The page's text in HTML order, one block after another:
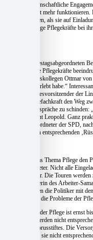
Ohne das leidenschaftliche
überhaupt nicht mehr
Kreis gewonnen, als sie auf
Wohlfahrtspflege Pflegekräfte bei
Für den Bundestagsabgeordneten
Patienten in die Pflegekräfte
den Bundestagskollegen Ottmar
‚Pflege light‘ erlebt habe.“
Leopold, Landesvorsitzender der
habe die Pflegefachkraft den Weg
Zeit für die Gespräche zu
machen“, betont Leopold. Ganz
Landtagsabgeordneter der SPD,
Hier fehlt es an entsprechenden
Wie wichtig das Thema Pflege
der Pflegeanbieter. Nicht alle
sich aber keiner. Die Touren
Geschäftsführerin des Arbeiter-
Touren kommen die Politiker mit
Gespräch über die Probleme der
„Die Situation der Pflege ist ernst
die Minuten werden nicht
des Christophorusstiftes. Die
gefährdet, weil sie nicht